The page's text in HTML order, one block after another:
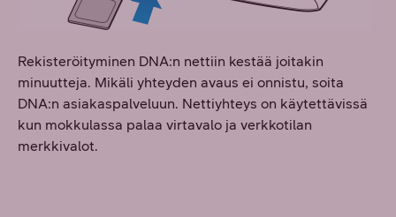
Rekisteröityminen DNA:n nettiin kestää joitakin
minuutteja. Mikäli yhteyden avaus ei onnistu, soita
DNA:n asiakaspalveluun. Nettiyhteys on käytettävissä
kun mokkulassa palaa virtavalo ja verkkotilan
merkkivalot.